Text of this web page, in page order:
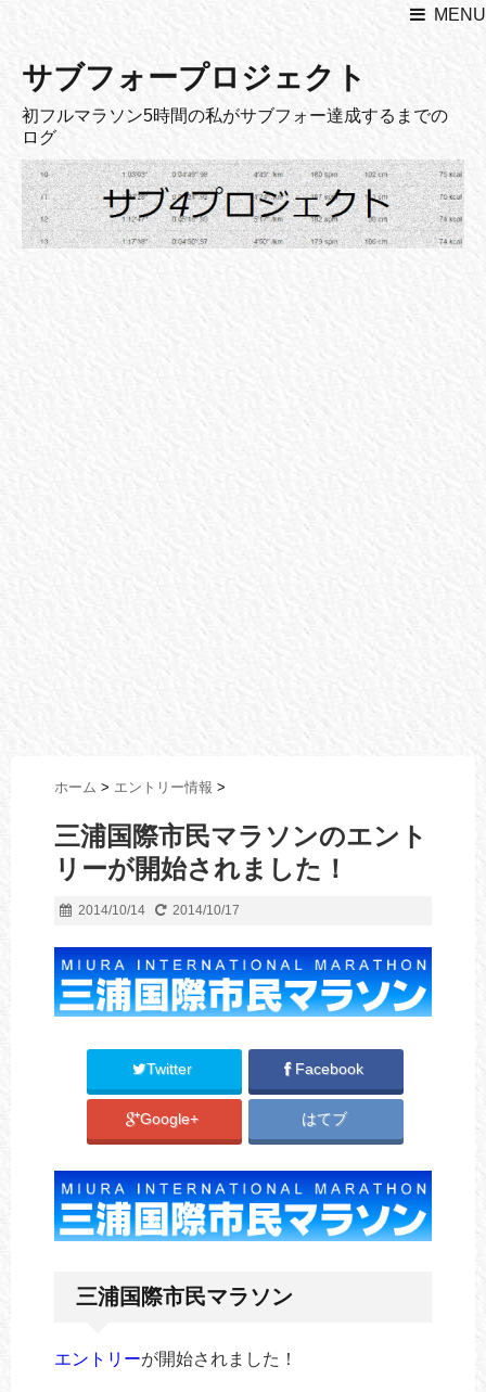
MENU
サブフォープロジェクト
初フルマラソン5時間の私がサブフォー達成するまでの
ログ
ホーム > エントリー情報 >
三浦国際市民マラソンのエント
リーが開始されました！
2014/10/14 2014/10/17
Twitter Facebook
Google+ はてブ
三浦国際市民マラソン
エントリーが開始されました！